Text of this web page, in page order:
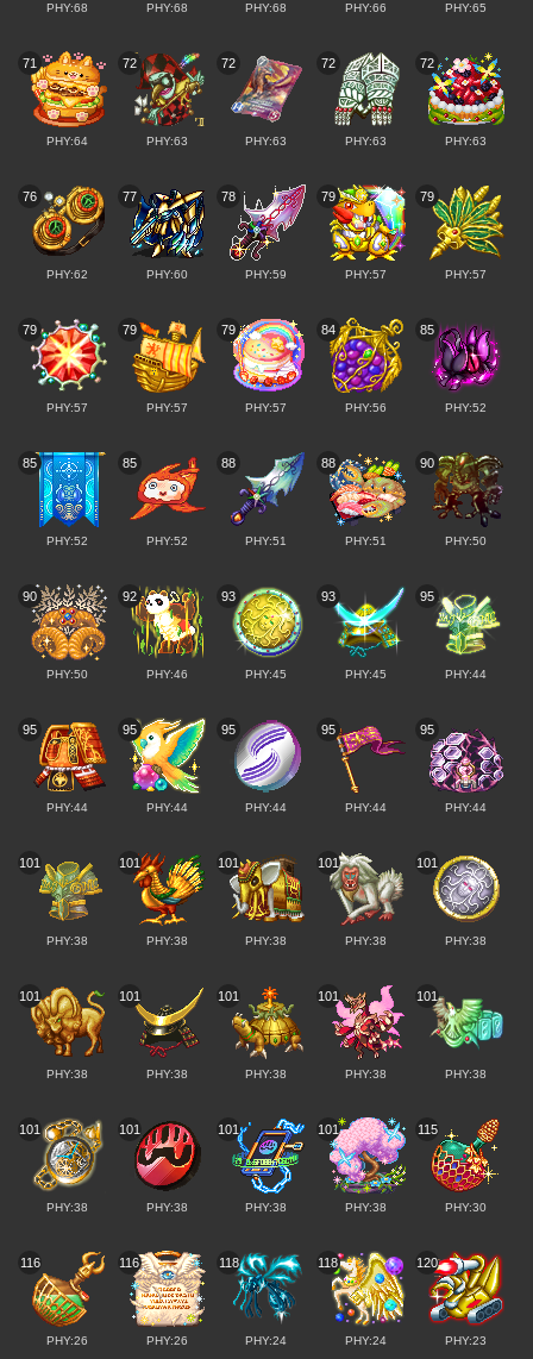
PHY:68 PHY:68 PHY:68 PHY:66 PHY:65
71
PHY:64
72
PHY:63
72
PHY:63
72
PHY:63
72
PHY:63
76
PHY:62
77
PHY:60
78
PHY:59
79
PHY:57
79
PHY:57
79
PHY:57
79
PHY:57
79
PHY:57
84
PHY:56
85
PHY:52
85
PHY:52
85
PHY:52
88
PHY:51
88
PHY:51
90
PHY:50
90
PHY:50
92
PHY:46
93
PHY:45
93
PHY:45
95
PHY:44
95
PHY:44
95
PHY:44
95
PHY:44
95
PHY:44
95
PHY:44
101
PHY:38
101
PHY:38
101
PHY:38
101
PHY:38
101
PHY:38
101
PHY:38
101
PHY:38
101
PHY:38
101
PHY:38
101
PHY:38
101
PHY:38
101
PHY:38
101
PHY:38
101
PHY:38
115
PHY:30
116
PHY:26
116
PHY:26
118
PHY:24
118
PHY:24
120
PHY:23